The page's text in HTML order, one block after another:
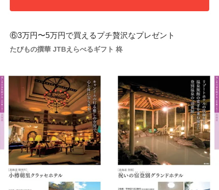
⑥3万円〜5万円で買えるプチ贅沢なプレゼント
たびもの撰華 JTBえらべるギフト 柊